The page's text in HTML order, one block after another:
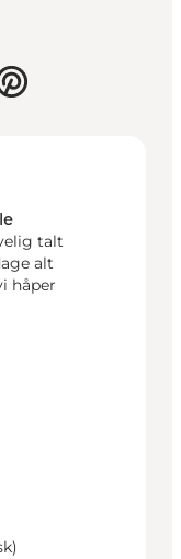
talt
alt
håper